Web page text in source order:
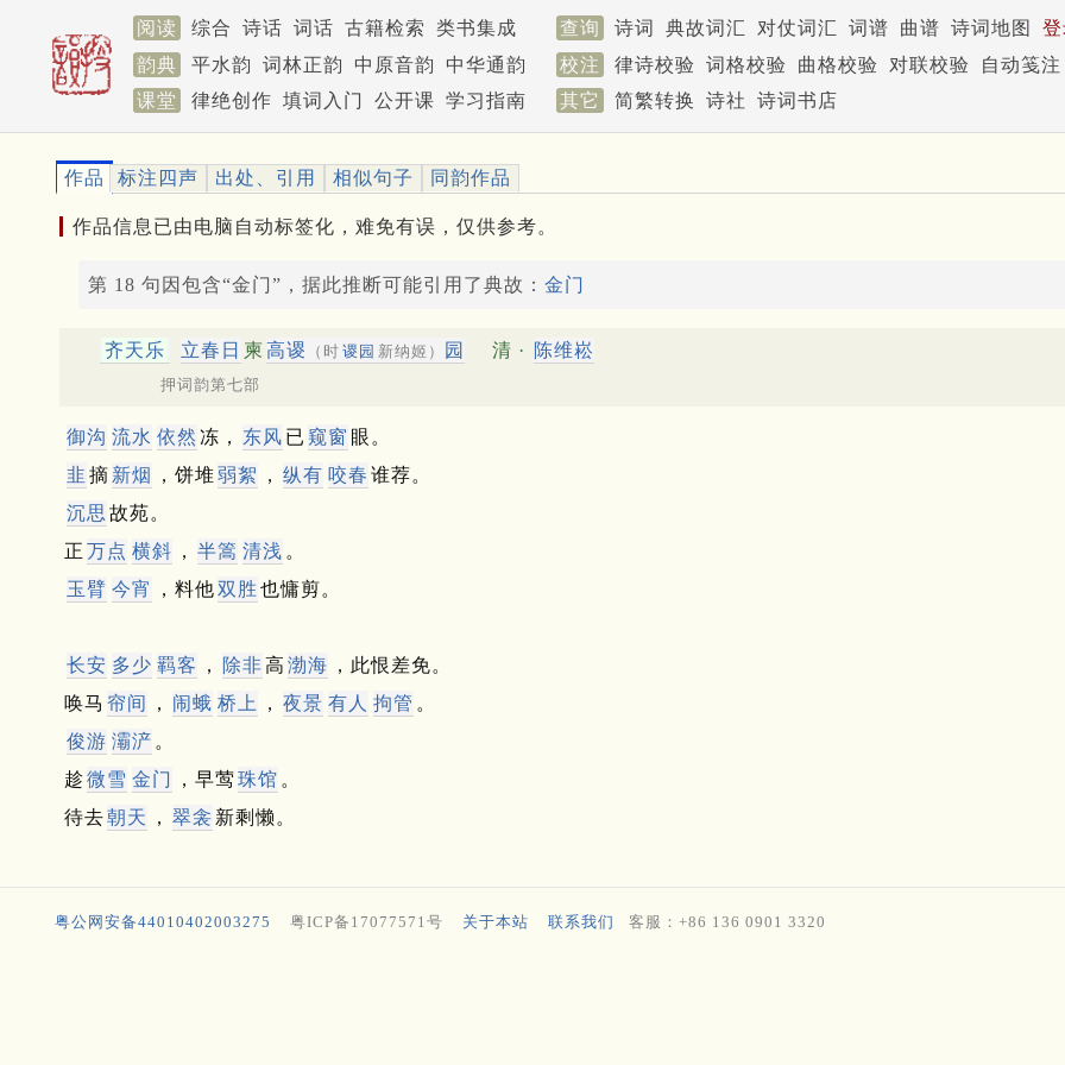
阅读 综合 诗话 词话 古籍检索 类书集成 查询 诗词 典故词汇 对仗词汇 词谱 曲谱 诗词地图
韵典
平水韵 词林正韵 中原音韵 中华通韵 校注 律诗校验 词格校验 曲格校验 对联校验
自动笺注
课堂
律绝创作 填词入门 公开课 学习指南 其它 简繁转换 诗社 诗词书店
作品 标注四声 出处、引用 相似句子 同韵作品
作品信息已由电脑自动标签化，难免有误，仅供参考。
第 18 句因包含“金门”，据此推断可能引用了典故： 金门
齐天乐 立春日 柬高谡 （时 谡园 新纳姬） 园 清 · 陈维崧
押词韵第七部
御沟 流水 依然 冻， 东风 已 窥窗 眼。
韭 摘 新烟 ，饼堆弱絮 ， 纵有 咬春 谁荐。
沉思 故苑。
正 万点 横斜 ， 半篙 清浅 。
玉臂 今宵 ，料他双胜 也慵剪。
长安 多少 羁客 ， 除非高 渤海 ，此恨差免。
唤马 帘间 ， 闹蛾 桥上 ， 夜景 有人 拘管 。
俊游 灞浐 。
趁微雪 金门 ，早莺珠馆 。
待去朝天 ， 翠衾 新剩懒。
粤公网安备44010402003275 粤ICP备17077571号 关于本站 联系我们 客服：+86 136 0901 3320